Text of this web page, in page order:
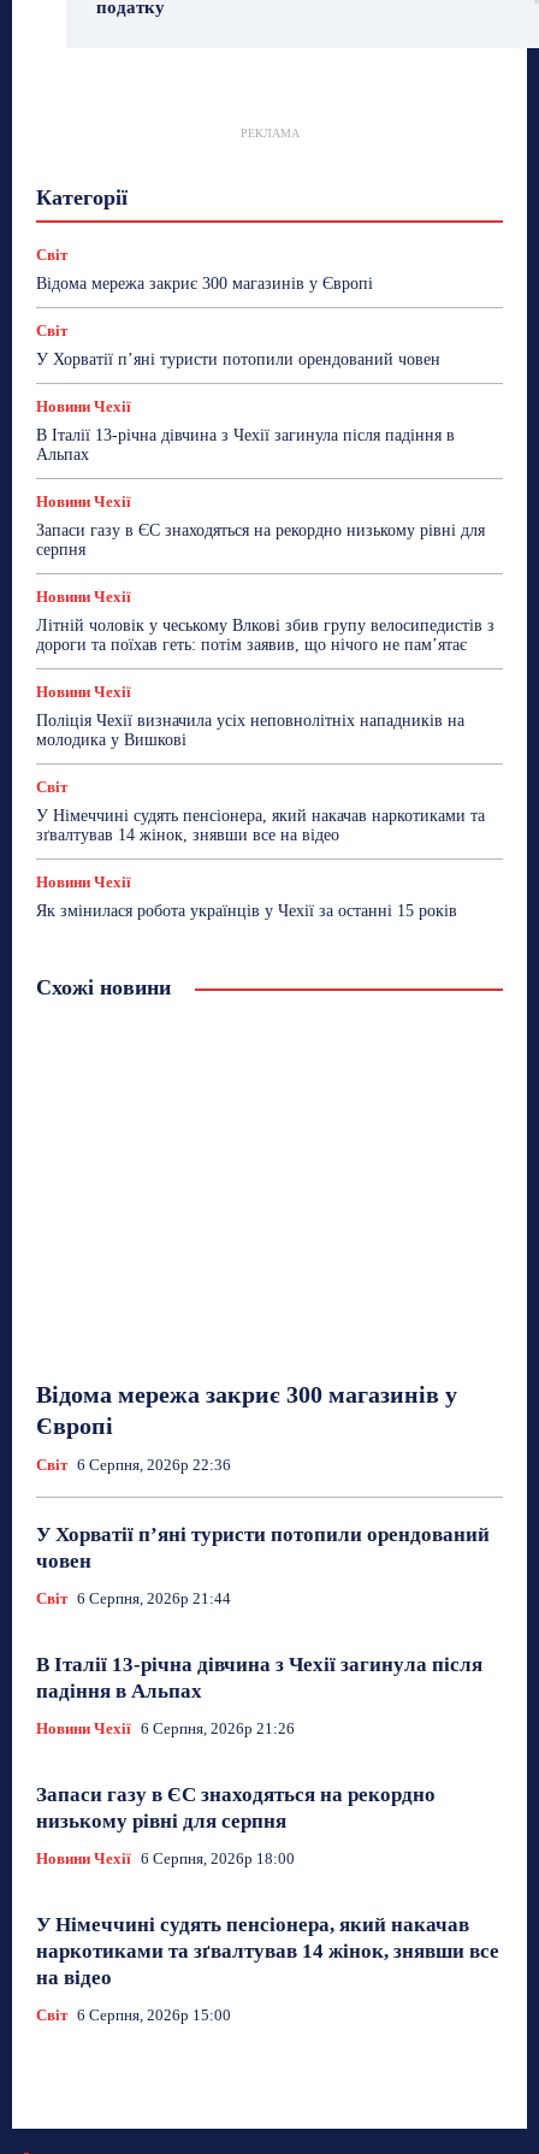
податку
РЕКЛАМА
Категорії
Робота
Сад та город
ТехноМанія
Топ-новини
Світ
Відома мережа закриє 300 магазинів у Європі
Світ
У Хорватії пʼяні туристи потопили орендований човен
Новини Чехії
В Італії 13-річна дівчина з Чехії загинула після падіння в
Альпах
Новини Чехії
Запаси газу в ЄС знаходяться на рекордно низькому рівні для
серпня
Новини Чехії
Літній чоловік у чеському Влкові збив групу велосипедистів з
дороги та поїхав геть: потім заявив, що нічого не пам’ятає
Новини Чехії
Поліція Чехії визначила усіх неповнолітніх нападників на
молодика у Вишкові
Світ
У Німеччині судять пенсіонера, який накачав наркотиками та
зґвалтував 14 жінок, знявши все на відео
Новини Чехії
Як змінилася робота українців у Чехії за останні 15 років
Схожі новини
Відома мережа закриє 300 магазинів у
Європі
Світ 6 Серпня, 2026р 22:36
У Хорватії пʼяні туристи потопили орендований
човен
Світ 6 Серпня, 2026р 21:44
В Італії 13-річна дівчина з Чехії загинула після
падіння в Альпах
Новини Чехії 6 Серпня, 2026р 21:26
Запаси газу в ЄС знаходяться на рекордно
низькому рівні для серпня
Новини Чехії 6 Серпня, 2026р 18:00
У Німеччині судять пенсіонера, який накачав
наркотиками та зґвалтував 14 жінок, знявши все
на відео
Світ 6 Серпня, 2026р 15:00